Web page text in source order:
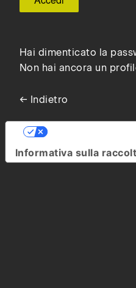
Hai dimenticato la
Non hai ancora un
← Indietro
Informativa sulla
Le tue preferenze